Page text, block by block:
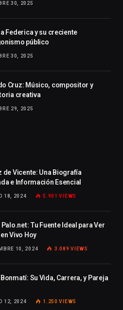
30, 2025
Federica y su creciente
público
30, 2025
Cruz: Músico, compositor y
creativa
29, 2025
de Vicente: Una Biografía
e Información Esencial
18, 2024 5.901VIEWS
Tu Fuente Ideal para Ver
Vivo Hoy
10, 2024 3.089VIEWS
Su Vida, Carrera, y Pareja
12, 2024 1.250VIEWS